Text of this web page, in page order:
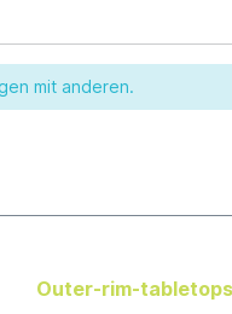
mit anderen.
Outer-rim-